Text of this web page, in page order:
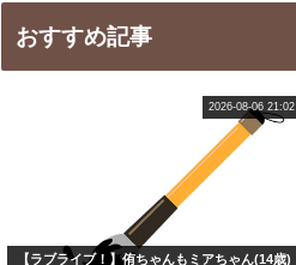
おすすめ記事
【ラブライブ！】侑ちゃんもミアちゃん(14歳)
2026-08-06 21:02